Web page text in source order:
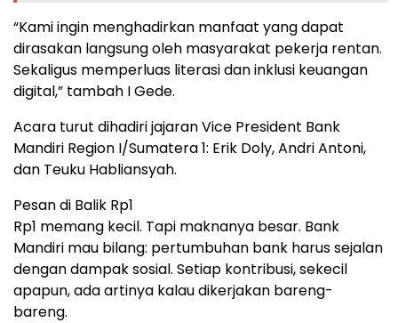
“Kami ingin menghadirkan manfaat yang dapat
dirasakan langsung oleh masyarakat pekerja rentan.
Sekaligus memperluas literasi dan inklusi keuangan
digital,” tambah I Gede.
Acara turut dihadiri jajaran Vice President Bank
Mandiri Region I/Sumatera 1: Erik Doly, Andri Antoni,
dan Teuku Habliansyah.
Pesan di Balik Rp1
Rp1 memang kecil. Tapi maknanya besar. Bank
Mandiri mau bilang: pertumbuhan bank harus sejalan
dengan dampak sosial. Setiap kontribusi, sekecil
apapun, ada artinya kalau dikerjakan bareng-
bareng.